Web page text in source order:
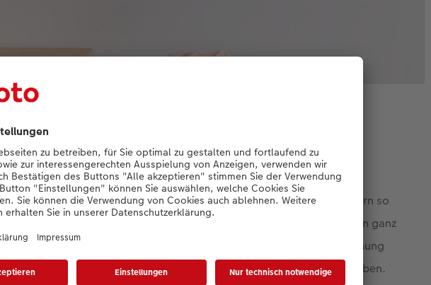
Freundes, das Pferd der Schwester oder auch die Katze, die die Eltern so
haben: Haustiere - auch die größeren - nehmen mit Sicherheit einen ganz
Ihrer Herzensmenschen ein. Würdigen Sie diese besondere Beziehung
gemeinsamen Momenten beider Seiten ausreichend Raum geben.